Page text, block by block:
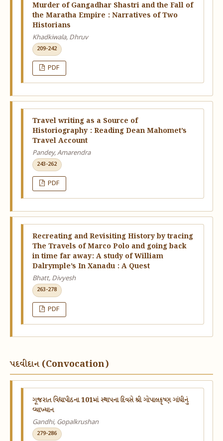
Murder of Gangadhar Shastri and the Fall of
the Maratha Empire : Narratives of Two
Historians
Khadkiwala, Dhruv
209-242
PDF
Travel writing as a Source of
Historiography : Reading Dean Mahomet’s
Travel Account
Pandey, Amarendra
243-262
PDF
Recreating and Revisiting History by tracing
The Travels of Marco Polo and going back
in time far away: A study of William
Dalrymple’s In Xanadu : A Quest
Bhatt, Divyesh
263-278
PDF
પદવીદાન (Convocation)
ગૂજરાત વિદ્યાપીઠના 101માં સ્થાપના દિવસે શ્રી ગોપાલકૃષ્ણ ગાંધીનું
વ્યાખ્યાન
Gandhi, Gopalkrushan
279-286